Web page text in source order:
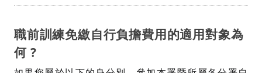
職前訓練免繳自行負擔費用的適用對象為
何 ?